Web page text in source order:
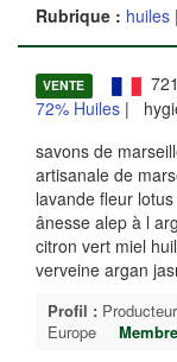
Rubrique : huiles |
VENTE
72% Huiles |
savons de
artisanale de
lavande fleur
ânesse alep à l
citron vert miel
verveine argan
Profil :
Europe